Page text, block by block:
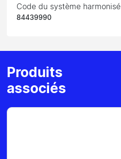
Code du système harmonisé
84439990
Produits
associés